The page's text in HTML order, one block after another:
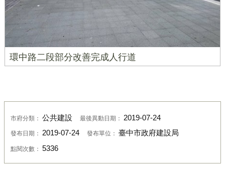
環中路二段部分改善完成人行道
市府分類： 公共建設 最後異動日期： 2019-07-24
發布日期： 2019-07-24 發布單位： 臺中市政府建設局
點閱次數： 5336